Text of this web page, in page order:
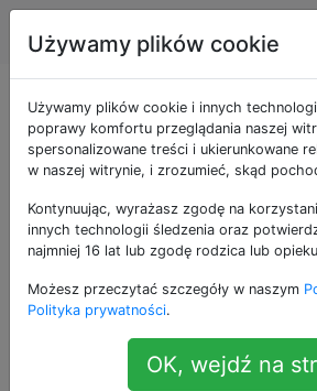
Raspberry Pi
„Połącz: sieć
nieosiągalna”
działającym
interfejsie
Używamy plików cookie
Używamy plików cookie i innych
poprawy komfortu przeglądania naszej
spersonalizowane treści i ukierunkowane
w naszej witrynie, i zrozumieć, skąd
Kontynuując, wyrażasz zgodę na
innych technologii śledzenia oraz
najmniej 16 lat lub zgodę rodzica lub
Możesz przeczytać szczegóły w naszym
Polityka prywatności.
OK, wejdź na